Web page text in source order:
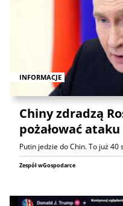
INFORMACJE
Chiny zdradzą
pożałować
Putin jedzie do Chin. To już 40
Zespół wGospodarce